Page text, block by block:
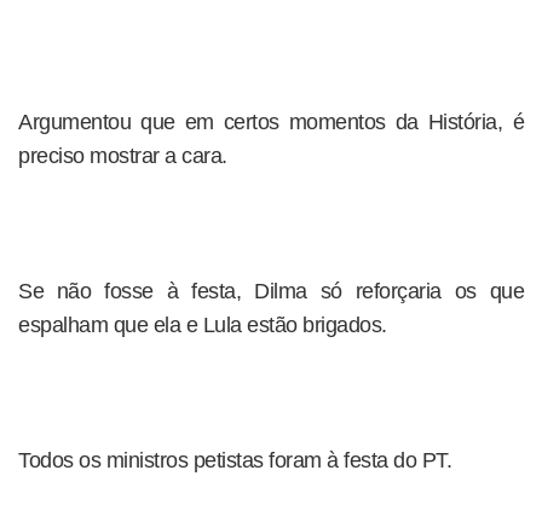
Argumentou que em certos momentos da História, é
preciso mostrar a cara.
Se não fosse à festa, Dilma só reforçaria os que
espalham que ela e Lula estão brigados.
Todos os ministros petistas foram à festa do PT.